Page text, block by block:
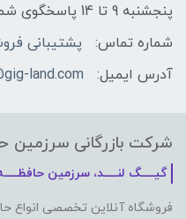
پنجشنبه 9 تا 14 پاسخگوی شما هستیم.
شماره تماس:
پشتیبانی فروش :
آدرس ایمیل:
land.com
شرکت بازرگانی سرزمین
گیـــــگ لنـــــد، سرزمین
فروشگاه آنلاین تخصصی انواع